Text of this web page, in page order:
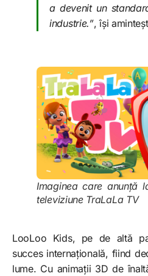
a devenit un
industrie.”, își
Imaginea care anunță
televiziune TraLaLa TV
LooLoo Kids, pe de altă
succes internațională, fiind
lume. Cu animații 3D de